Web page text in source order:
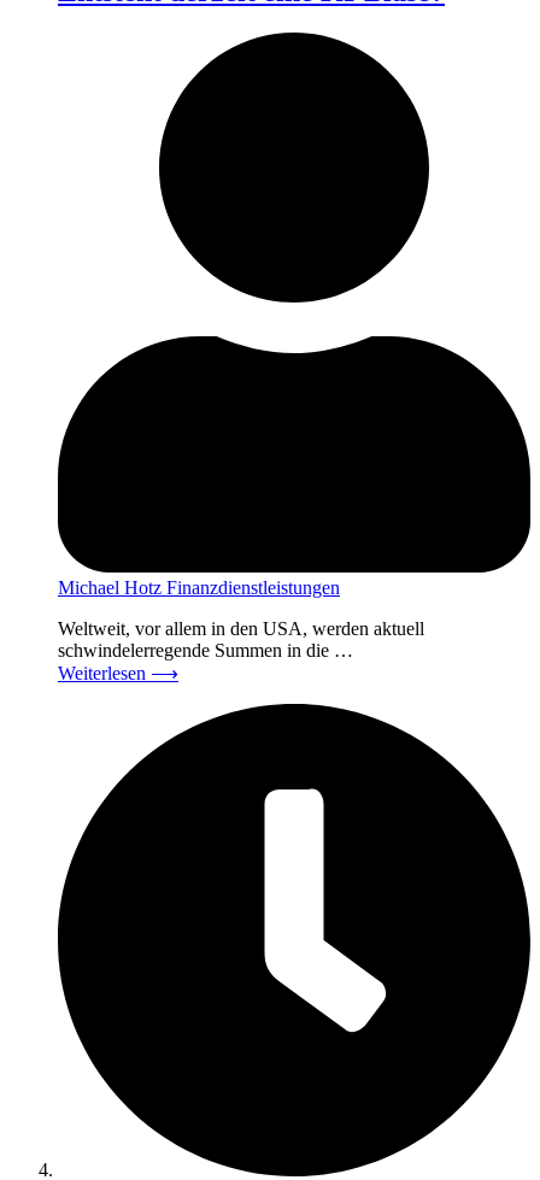
Michael Hotz Finanzdienstleistungen
Weltweit, vor allem in den USA, werden aktuell
schwindelerregende Summen in die …
Weiterlesen ⟶